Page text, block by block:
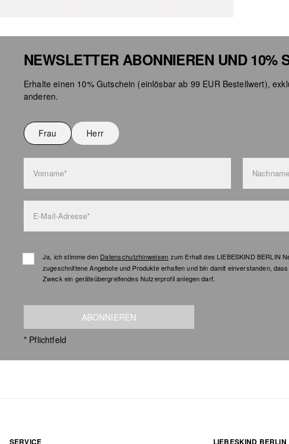
NEWSLETTER ABONNIEREN UND 10%
Erhalte einen 10% Gutschein (einlösbar ab 99 EUR Bestellwert),
anderen.
Frau Herr
Vorname*
E-Mail-Adresse*
Ja, ich stimme den Datenschutzhinweisen zum Erhalt des LIEBESKIND BERLIN
zugeschnittene Angebote und Produkte erhalten und bin damit einverstanden,
Zweck ein geräteübergreifendes Nutzerprofil anlegen darf.
ABONNIEREN
* Pflichtfeld
SERVICE LIEBESKIND BERLIN